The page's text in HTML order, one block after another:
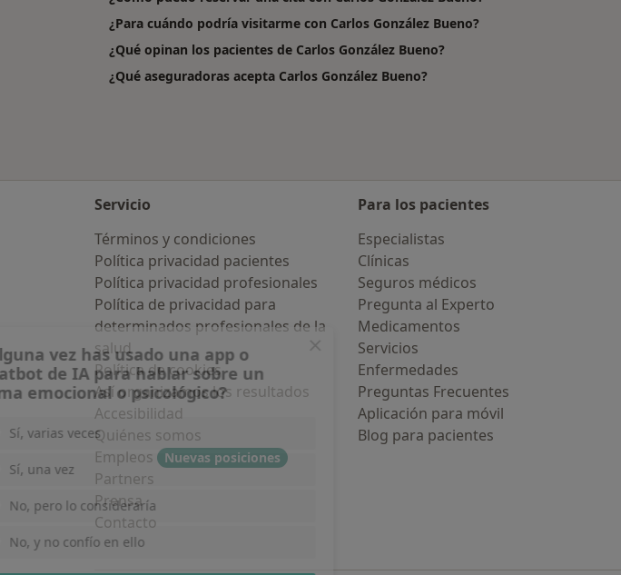
¿Para cuándo podría visitarme con Carlos González Bueno?
¿Qué opinan los pacientes de Carlos González Bueno?
¿Qué aseguradoras acepta Carlos González Bueno?
Servicio
Términos y condiciones
Política privacidad pacientes
Política privacidad profesionales
Política de privacidad para
determinados profesionales de la
salud
Política de cookies
Así organizamos los resultados
Accesibilidad
Quiénes somos
Empleos
Nuevas posiciones
Partners
Prensa
Contacto
Para los pacientes
Especialistas
Clínicas
Seguros médicos
Pregunta al Experto
Medicamentos
Servicios
Enfermedades
Preguntas Frecuentes
Aplicación para móvil
Blog para pacientes
¿Alguna vez has usado una app o
chatbot de IA para hablar sobre un
tema emocional o psicológico?
Sí, varias veces
Sí, una vez
No, pero lo consideraría
No, y no confío en ello